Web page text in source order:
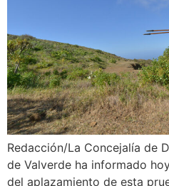
Redacción/La Concejalía de
de Valverde ha informado
del aplazamiento de esta